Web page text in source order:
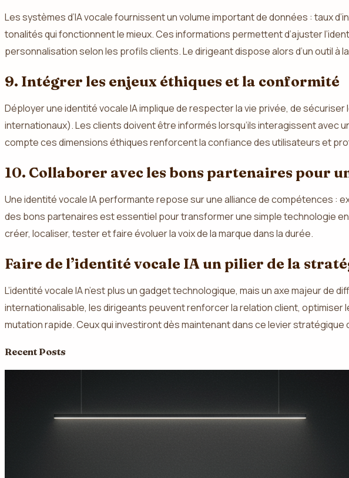
Les systèmes d’IA vocale fournissent un volume important de données : taux
tonalités qui fonctionnent le mieux. Ces informations permettent d’ajuster
personnalisation selon les profils clients. Le dirigeant dispose alors d’un outil
9. Intégrer les enjeux éthiques et la conformité
Déployer une identité vocale IA implique de respecter la vie privée, de
internationaux). Les clients doivent être informés lorsqu’ils interagissent
compte ces dimensions éthiques renforcent la confiance des utilisateurs et
10. Collaborer avec les bons partenaires pour
Une identité vocale IA performante repose sur une alliance de compétences :
des bons partenaires est essentiel pour transformer une simple technologie
créer, localiser, tester et faire évoluer la voix de la marque dans la durée.
Faire de l’identité vocale IA un pilier de la
L’identité vocale IA n’est plus un gadget technologique, mais un axe majeur
internationalisable, les dirigeants peuvent renforcer la relation client,
mutation rapide. Ceux qui investiront dès maintenant dans ce levier stratégique
Recent Posts